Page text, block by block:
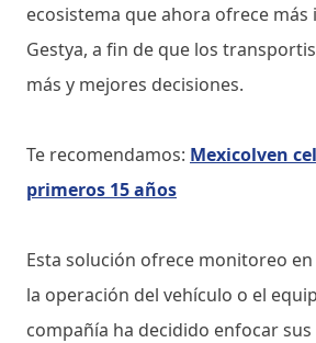
ecosistema que ahora ofrece
Gestya, a fin de que los
más y mejores decisiones.
Te recomendamos: Mexicolven
primeros 15 años
Esta solución ofrece monitoreo
la operación del vehículo o el
compañía ha decidido enfocar